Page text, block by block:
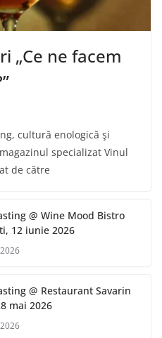
„Ce ne facem
cultură enologică şi
specializat Vinul
de către
@ Wine Mood Bistro
12 iunie 2026
@ Restaurant Savarin
mai 2026